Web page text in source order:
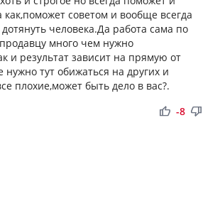
как,поможет советом и вообще всегда
дотянуть человека.Да работа сама по
много чем нужно
и результат зависит на прямую от
нужно тут обижаться на других и
плохие,может быть дело в вас?.
thumb_up thumb_down
-8